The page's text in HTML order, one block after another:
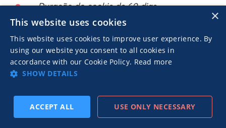
Duração do cookie de 60 dias
O Outranking.io é um dos principais programas
de afiliados de IA a serem observados se o seu
público estiver interessado em SEO com IA. Esse
factualmente preciso e otimizar o texto
existente para os mecanismos de busca.
Programas de afiliados de IA como esse são
×
This website uses cookies
This website uses cookies to improve user experience. By
using our website you consent to all cookies in
accordance with our Cookie Policy. Read more
SHOW DETAILS
ACCEPT ALL USE ONLY NECESSARY